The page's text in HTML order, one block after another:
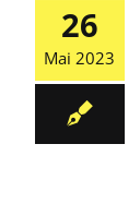
26
Mai 2023